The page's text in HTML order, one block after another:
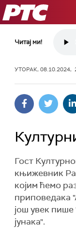
РТС
Читај ми!
УТОРАК, 08.10.2024,
Гост
књижевник
којим ћемо
приповедака
још увек
јунака".